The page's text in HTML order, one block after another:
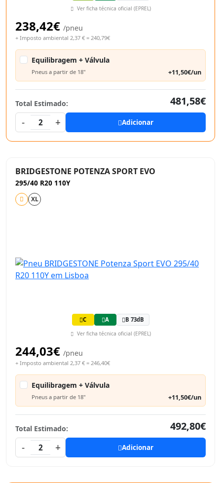
Ver ficha técnica oficial (EPREL)
238,42€ /pneu
+ Imposto ambiental 2,37 € = 240,79€
Equilibragem + Válvula
Pneus a partir de 18" +11,50€/un
Total Estimado:
481,58€
-
2 + Adicionar
BRIDGESTONE POTENZA SPORT EVO
295/40 R20 110Y
XL
C A B 73dB
Ver ficha técnica oficial (EPREL)
244,03€ /pneu
+ Imposto ambiental 2,37 € = 246,40€
Equilibragem + Válvula
Pneus a partir de 18" +11,50€/un
Total Estimado:
492,80€
-
2 + Adicionar